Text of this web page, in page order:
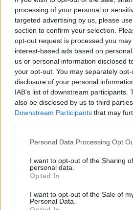
processing of your personal or
targeted advertising by us, please
section to confirm your selection.
opt-out request is processed you
interest-based ads based on
us or personal information disclosed
your opt-out. You may separately
disclosure of your personal
IAB’s list of downstream participants.
also be disclosed by us to third
Downstream Participants that may
Personal Data Processing Opt
I want to opt-out of the Sharing
personal data.
Opted In
I want to opt-out of the Sale of
Personal Data.